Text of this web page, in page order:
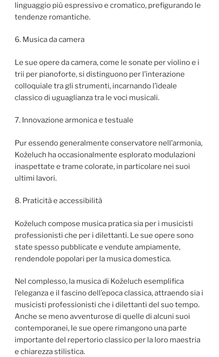
linguaggio più espressivo e cromatico, prefigurando le
tendenze romantiche.
6. Musica da camera
Le sue opere da camera, come le sonate per violino e i
trii per pianoforte, si distinguono per l’interazione
colloquiale tra gli strumenti, incarnando l’ideale
classico di uguaglianza tra le voci musicali.
7. Innovazione armonica e testuale
Pur essendo generalmente conservatore nell’armonia,
Koželuch ha occasionalmente esplorato modulazioni
inaspettate e trame colorate, in particolare nei suoi
ultimi lavori.
8. Praticità e accessibilità
Koželuch compose musica pratica sia per i musicisti
professionisti che per i dilettanti. Le sue opere sono
state spesso pubblicate e vendute ampiamente,
rendendole popolari per la musica domestica.
Nel complesso, la musica di Koželuch esemplifica
l’eleganza e il fascino dell’epoca classica, attraendo sia i
musicisti professionisti che i dilettanti del suo tempo.
Anche se meno avventurose di quelle di alcuni suoi
contemporanei, le sue opere rimangono una parte
importante del repertorio classico per la loro maestria
e chiarezza stilistica.